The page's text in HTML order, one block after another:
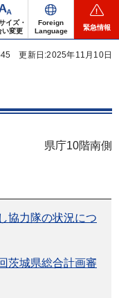
イズ・
い変更
Foreign
Language
緊急情報
更新日:2025年11月10日
県庁10階南側
協力隊の状況につ
茨城県総合計画審